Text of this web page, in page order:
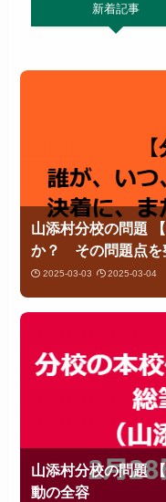
新着記事
山添村分校の問題
か？ その問題点を
2025-03-03 2025-03-04
山添村分校の問題
動の全容